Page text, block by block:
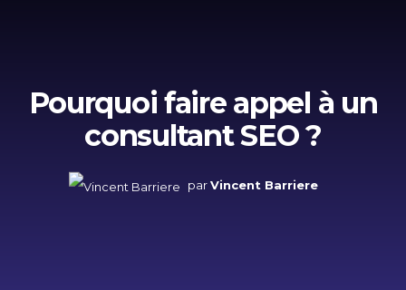
Pourquoi faire appel à un
consultant SEO ?
par Vincent Barriere